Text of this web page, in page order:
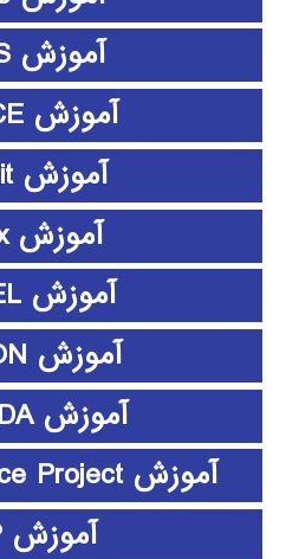
آموزش HFSS
آموزش HSPICE
آموزش L-Edit
آموزش Latex
آموزش LISREL
آموزش LUMION
آموزش MAXQDA
آموزش Microsoft Office Project
آموزش PHP